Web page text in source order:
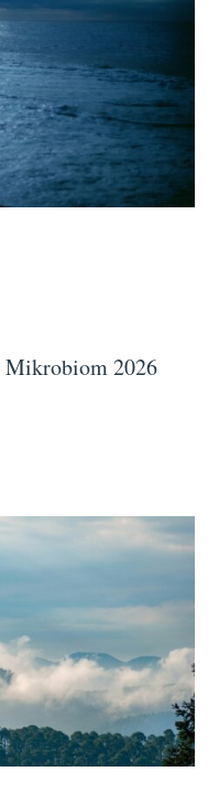
Mikrobiom 2026